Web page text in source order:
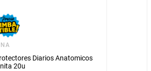
Diarios Anatomicos
20u